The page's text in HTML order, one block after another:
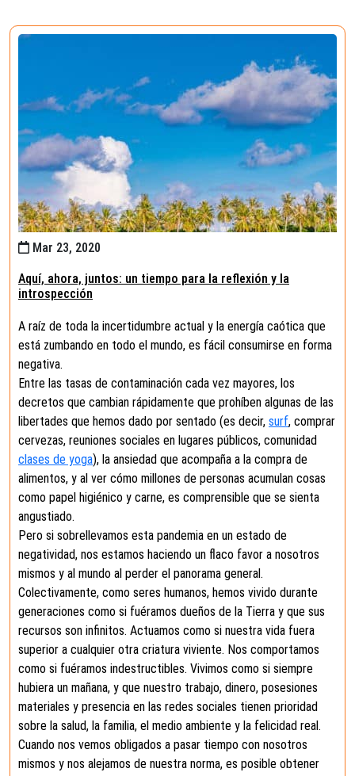
Mar 23, 2020
Aquí, ahora, juntos: un tiempo para la reflexión y la
introspección
A raíz de toda la incertidumbre actual y la energía caótica que
está zumbando en todo el mundo, es fácil consumirse en forma
negativa.
Entre las tasas de contaminación cada vez mayores, los
decretos que cambian rápidamente que prohíben algunas de las
libertades que hemos dado por sentado (es decir, surf, comprar
cervezas, reuniones sociales en lugares públicos, comunidad
clases de yoga), la ansiedad que acompaña a la compra de
alimentos, y al ver cómo millones de personas acumulan cosas
como papel higiénico y carne, es comprensible que se sienta
angustiado.
Pero si sobrellevamos esta pandemia en un estado de
negatividad, nos estamos haciendo un flaco favor a nosotros
mismos y al mundo al perder el panorama general.
Colectivamente, como seres humanos, hemos vivido durante
generaciones como si fuéramos dueños de la Tierra y que sus
recursos son infinitos. Actuamos como si nuestra vida fuera
superior a cualquier otra criatura viviente. Nos comportamos
como si fuéramos indestructibles. Vivimos como si siempre
hubiera un mañana, y que nuestro trabajo, dinero, posesiones
materiales y presencia en las redes sociales tienen prioridad
sobre la salud, la familia, el medio ambiente y la felicidad real.
Cuando nos vemos obligados a pasar tiempo con nosotros
mismos y nos alejamos de nuestra norma, es posible obtener